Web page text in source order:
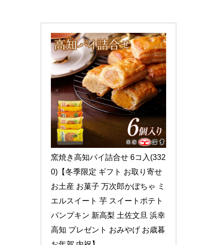
窯焼き高知パイ詰合せ 6コ入(332
0)【冬季限定 ギフト お取り寄せ
お土産 お菓子 万次郎かぼちゃ ミ
エルスイート 芋 スイートポテト
パンプキン 新高梨 土佐文旦 浜幸
高知 プレゼント おみやげ お歳暮